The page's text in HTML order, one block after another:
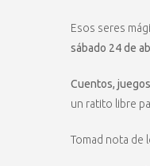
Esos seres
sábado 24 de
Cuentos,
un ratito libre
Tomad nota de